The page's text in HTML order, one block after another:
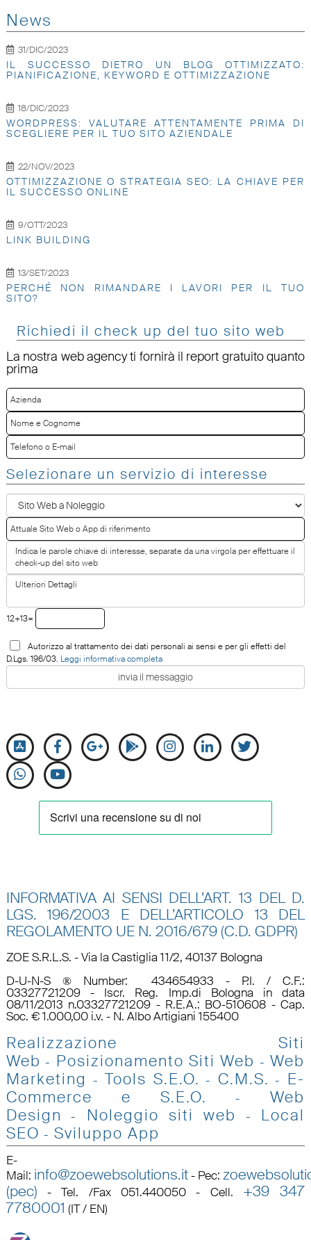
News
31/DIC/2023
IL SUCCESSO DIETRO UN BLOG OTTIMIZZATO:
PIANIFICAZIONE, KEYWORD E OTTIMIZZAZIONE
18/DIC/2023
WORDPRESS: VALUTARE ATTENTAMENTE PRIMA DI
SCEGLIERE PER IL TUO SITO AZIENDALE
22/NOV/2023
OTTIMIZZAZIONE O STRATEGIA SEO: LA CHIAVE PER
IL SUCCESSO ONLINE
9/OTT/2023
LINK BUILDING
13/SET/2023
PERCHÉ NON RIMANDARE I LAVORI PER IL TUO
SITO?
Richiedi il check up del tuo sito web
La nostra web agency ti fornirà il report gratuito quanto
prima
Selezionare un servizio di interesse
12+13=
Autorizzo al trattamento dei dati personali ai sensi e per gli effetti del
D.Lgs. 196/03. Leggi informativa completa
INFORMATIVA AI SENSI DELL’ART. 13 DEL D.
LGS. 196/2003 E DELL’ARTICOLO 13 DEL
REGOLAMENTO UE N. 2016/679 (C.D. GDPR)
ZOE S.R.L.S. - Via la Castiglia 11/2, 40137 Bologna
D-U-N-S ® Number: 434654933 - P.I. / C.F.:
03327721209 - Iscr. Reg. Imp.di Bologna in data
08/11/2013 n.03327721209 - R.E.A.: BO-510608 - Cap.
Soc. € 1.000,00 i.v. - N. Albo Artigiani 155400
Realizzazione Siti
Web - Posizionamento Siti Web -Web
Marketing - Tools S.E.O. - C.M.S. - E-
Commerce e S.E.O.
-Web
Design
- Noleggio siti web - Local
SEO - Sviluppo App
E-
Mail: info@zoewebsolutions.it- Pec:
(pec) -Tel. /Fax 051.440050 - Cell. +39 347
7780001 (IT / EN)